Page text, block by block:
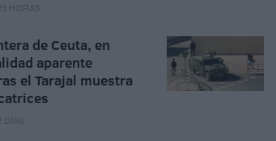
HORAS
de Ceuta, en
aparente
el Tarajal muestra